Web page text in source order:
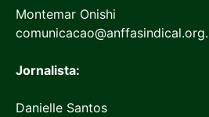
Montemar Onishi
Jornalista:
Danielle Santos